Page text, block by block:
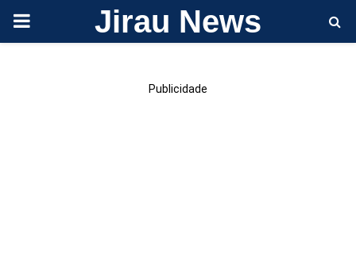
PRIMARY Jirau News
Publicidade